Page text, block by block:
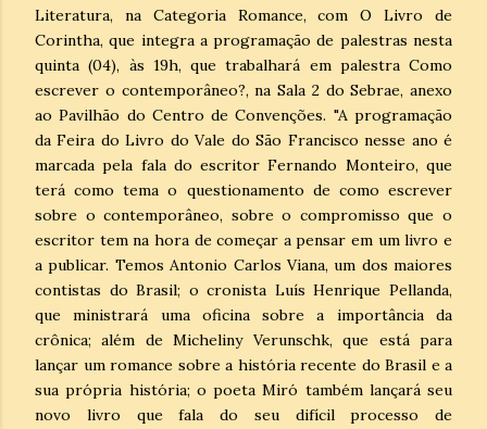
Literatura, na Categoria Romance, com O Livro de
Corintha, que integra a programação de palestras nesta
quinta (04), às 19h, que trabalhará em palestra Como
escrever o contemporâneo?, na Sala 2 do Sebrae, anexo
ao Pavilhão do Centro de Convenções. "A programação
da Feira do Livro do Vale do São Francisco nesse ano é
marcada pela fala do escritor Fernando Monteiro, que
terá como tema o questionamento de como escrever
sobre o contemporâneo, sobre o compromisso que o
escritor tem na hora de começar a pensar em um livro e
a publicar. Temos Antonio Carlos Viana, um dos maiores
contistas do Brasil; o cronista Luís Henrique Pellanda,
que ministrará uma oficina sobre a importância da
crônica; além de Micheliny Verunschk, que está para
lançar um romance sobre a história recente do Brasil e a
sua própria história; o poeta Miró também lançará seu
novo livro que fala do seu difícil processo de